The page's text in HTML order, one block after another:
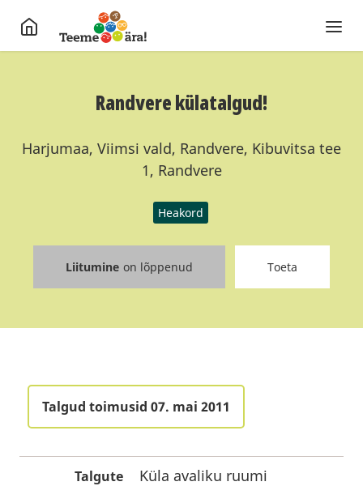
Randvere külatalgud!
Harjumaa, Viimsi vald, Randvere, Kibuvitsa tee
1, Randvere
Heakord
Liitumine on lõppenud Toeta
Talgud toimusid 07. mai 2011
Talgute
Küla avaliku ruumi